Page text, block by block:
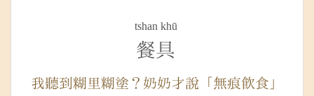
tshan khū
餐具
我聽到糊里糊塗？奶奶才說「無痕飲食」